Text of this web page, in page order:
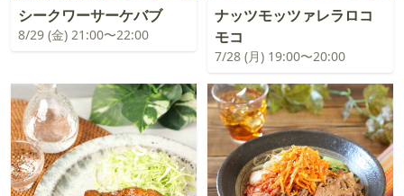
シークワーサーケバブ
8/29 (金) 21:00〜22:00
ナッツモッツァレラロコ
モコ
7/28 (月) 19:00〜20:00